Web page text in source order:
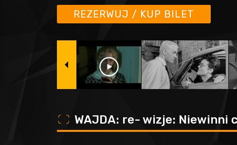
REZERWUJ / KUP BILET
o WAJDA: re- wizje: Niewinni